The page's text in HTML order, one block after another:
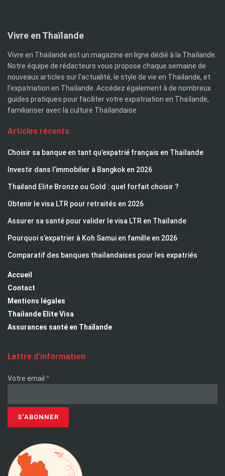
Vivre en Thaïlande
Vivre en Thaïlande est un magazine en ligne dédié à la Thaïlande.
Notre équipe de rédacteurs vous propose chaque semaine de
nouveaux articles sur l'actualité, le style de vie en Thaïlande, et
l'expatriation en Thaïlande. Accédez également à de nombreux
guides pratiques pour faciliter votre expatriation en Thaïlande,
familiariser avec la culture Thaïlandaise
Articles récents
Choisir sa banque en tant qu’expatrié français en Thaïlande
Investir dans l’immobilier à Bangkok en 2026
Thailand Elite Bronze ou Gold : quel forfait choisir ?
Obtenir le visa LTR pour retraités en 2026
Assurer sa santé pour valider le visa LTR en Thaïlande
Pourquoi s’expatrier à Koh Samui en famille en 2026
Comparatif des banques thaïlandaises pour les expatriés
Accueil
Contact
Mentions légales
Thailande Elite Visa
Assurances santé en Thaïlande
Lettre d’information
Votre email *